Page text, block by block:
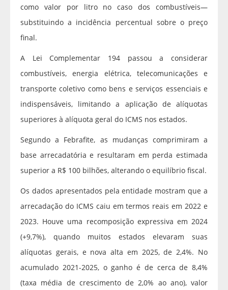
como valor por litro no caso dos combustíveis—
substituindo a incidência percentual sobre o preço
final.
A Lei Complementar 194 passou a considerar
combustíveis, energia elétrica, telecomunicações e
transporte coletivo como bens e serviços essenciais e
indispensáveis, limitando a aplicação de alíquotas
superiores à alíquota geral do ICMS nos estados.
Segundo a Febrafite, as mudanças comprimiram a
base arrecadatória e resultaram em perda estimada
superior a R$ 100 bilhões, alterando o equilíbrio fiscal.
Os dados apresentados pela entidade mostram que a
arrecadação do ICMS caiu em termos reais em 2022 e
2023. Houve uma recomposição expressiva em 2024
(+9,7%), quando muitos estados elevaram suas
alíquotas gerais, e nova alta em 2025, de 2,4%. No
acumulado 2021-2025, o ganho é de cerca de 8,4%
(taxa média de crescimento de 2,0% ao ano), valor